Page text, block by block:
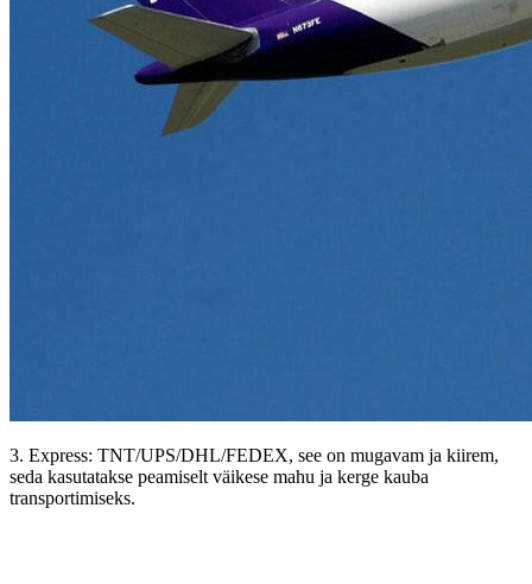
3. Express: TNT/UPS/DHL/FEDEX, see on mugavam ja kiirem,
seda kasutatakse peamiselt väikese mahu ja kerge kauba
transportimiseks.